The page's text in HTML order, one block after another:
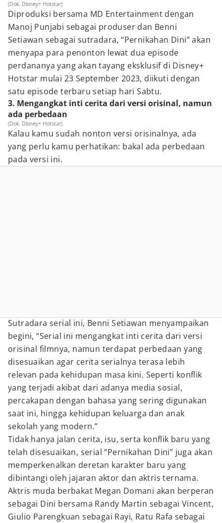
(Dok. Disney+ Hotstar)
Diproduksi bersama MD Entertainment dengan
Manoj Punjabi sebagai produser dan Benni
Setiawan sebagai sutradara, “Pernikahan Dini” akan
menyapa para penonton lewat dua episode
perdananya yang akan tayang eksklusif di Disney+
Hotstar mulai 23 September 2023, diikuti dengan
satu episode terbaru setiap hari Sabtu.
3. Mengangkat inti cerita dari versi orisinal, namun
ada perbedaan
(Dok. Disney+ Hotstar)
Kalau kamu sudah nonton versi orisinalnya, ada
yang perlu kamu perhatikan: bakal ada perbedaan
pada versi ini.
Sutradara serial ini, Benni Setiawan menyampaikan
begini, “Serial ini mengangkat inti cerita dari versi
orisinal filmnya, namun terdapat perbedaan yang
disesuaikan agar cerita serialnya terasa lebih
relevan pada kehidupan masa kini. Seperti konflik
yang terjadi akibat dari adanya media sosial,
percakapan dengan bahasa yang sering digunakan
saat ini, hingga kehidupan keluarga dan anak
sekolah yang modern.”
Tidak hanya jalan cerita, isu, serta konflik baru yang
telah disesuaikan, serial “Pernikahan Dini” juga akan
memperkenalkan deretan karakter baru yang
dibintangi oleh jajaran aktor dan aktris ternama.
Aktris muda berbakat Megan Domani akan berperan
sebagai Dini bersama Randy Martin sebagai Vincent,
Giulio Parengkuan sebagai Rayi, Ratu Rafa sebagai